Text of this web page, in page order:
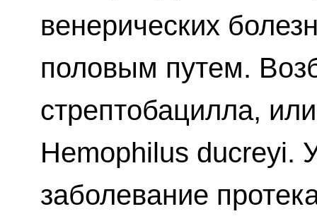
венерических
половым путем.
стрептобацилла,
Hemophilus ducreyi.
заболевание